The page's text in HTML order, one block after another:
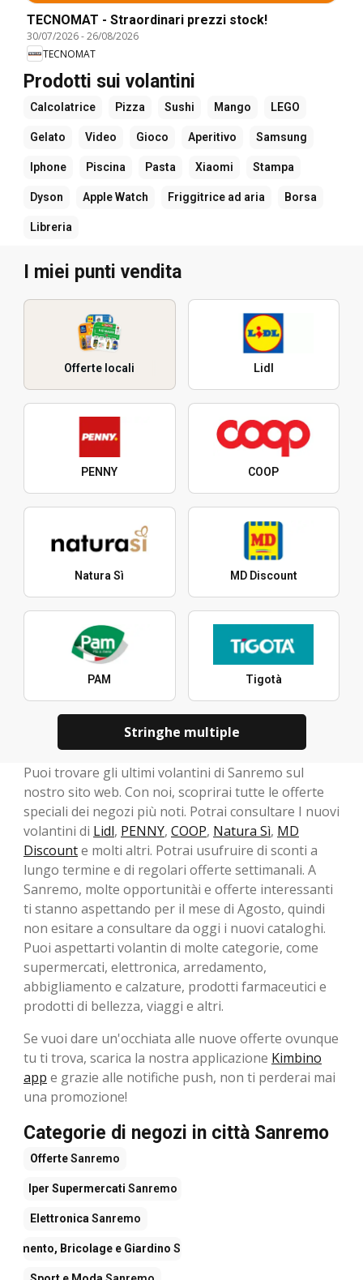
TECNOMAT - Straordinari prezzi stock!
30/07/2026-26/08/2026
TECNOMAT
Prodotti sui volantini
Calcolatrice Pizza Sushi Mango LEGO
Gelato Video Gioco Aperitivo Samsung
Iphone Piscina Pasta Xiaomi Stampa
Dyson Apple Watch Friggitrice ad aria Borsa
Libreria
I miei punti vendita
Offerte locali Lidl
PENNY COOP
Natura Sì MD Discount
PAM Tigotà
Stringhe multiple
Puoi trovare gli ultimi volantini di Sanremo sul
nostro sito web. Con noi, scoprirai tutte le offerte
speciali dei negozi più noti. Potrai consultare I nuovi
volantini di Lidl, PENNY, COOP, Natura Sì, MD
Discounte molti altri. Potrai usufruire di sconti a
lungo termine e di regolari offerte settimanali. A
Sanremo, molte opportunitài e offerte interessanti
ti stanno aspettando per il mese di Agosto, ​​quindi
non esitare a consultare da oggi i nuovi cataloghi.
Puoi aspettarti volantin di molte categorie, come
supermercati, elettronica, arredamento,
abbigliamento e calzature, prodotti farmaceutici e
prodotti di bellezza, viaggi e altri.
Se vuoi dare un'occhiata alle nuove offerte ovunque
tu ti trova, scarica la nostra applicazione Kimbino
app e grazie alle notifiche push, non ti perderai mai
una promozione!
Categorie di negozi in città Sanremo
OfferteSanremo
Iper Supermercati Sanremo
ElettronicaSanremo
Bricolage e Giardino Sanremo